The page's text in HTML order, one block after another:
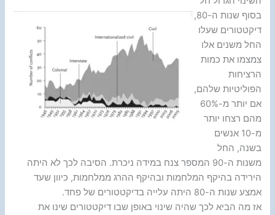
בסוף שנות ה-80,
דיקטטורים שעלו
החל משנים אלו
צמצמו את כמות
הרציחות
הפוליטיות שלהם,
אם יותר מ-60%
מהם רצחו יותר
מ-10 אנשים
בשנה, החל
משנות ה-90 המספר צנח במידה ניכרת. הסיבה לכך לא היתה
הירידה בהיקף המלחמות ובהיקף ההרג ממלחמות, כיוון שעד
אמצע שנות ה-80 היתה עלייה בדיקטטורים של פחד.
אז מה הביא לכך שהיה שינוי באופן שבו דיקטטורים שינו את